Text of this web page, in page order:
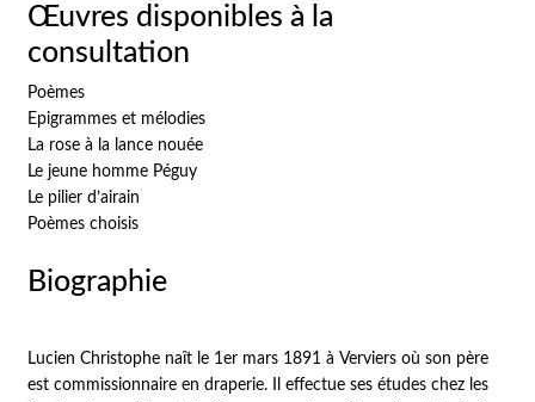
Œuvres disponibles à la
consultation
Poèmes
Epigrammes et mélodies
La rose à la lance nouée
Le jeune homme Péguy
Le pilier d’airain
Poèmes choisis
Biographie
Lucien Christophe naît le 1er mars 1891 à Verviers où son père
est commissionnaire en draperie. Il effectue ses études chez les